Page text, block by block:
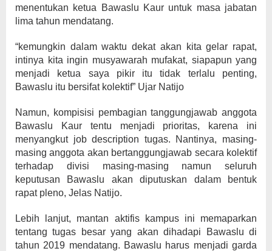
menentukan ketua Bawaslu Kaur untuk masa jabatan
lima tahun mendatang.
“kemungkin dalam waktu dekat akan kita gelar rapat,
intinya kita ingin musyawarah mufakat, siapapun yang
menjadi ketua saya pikir itu tidak terlalu penting,
Bawaslu itu bersifat kolektif” Ujar Natijo
Namun, kompisisi pembagian tanggungjawab anggota
Bawaslu Kaur tentu menjadi prioritas, karena ini
menyangkut job description tugas. Nantinya, masing-
masing anggota akan bertanggungjawab secara kolektif
terhadap divisi masing-masing namun seluruh
keputusan Bawaslu akan diputuskan dalam bentuk
rapat pleno, Jelas Natijo.
Lebih lanjut, mantan aktifis kampus ini memaparkan
tentang tugas besar yang akan dihadapi Bawaslu di
tahun 2019 mendatang. Bawaslu harus menjadi garda